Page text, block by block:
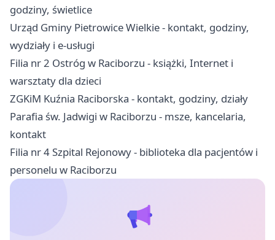
godziny, świetlice
Urząd Gminy Pietrowice Wielkie - kontakt, godziny,
wydziały i e-usługi
Filia nr 2 Ostróg w Raciborzu - książki, Internet i
warsztaty dla dzieci
ZGKiM Kuźnia Raciborska - kontakt, godziny, działy
Parafia św. Jadwigi w Raciborzu - msze, kancelaria,
kontakt
Filia nr 4 Szpital Rejonowy - biblioteka dla pacjentów i
personelu w Raciborzu